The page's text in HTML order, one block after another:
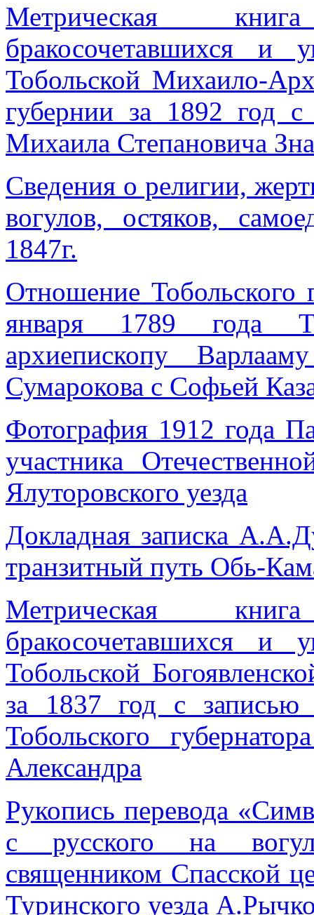
Метрическая
бракосочетавшихся
Тобольской Михаило-
губернии за 1892 год
Михаила Степановича
Сведения о религии,
вогулов, остяков,
1847г.
Отношение Тобольского
января 1789 года
архиепископу
Сумарокова с Софьей
Фотография 1912 года
участника
Ялуторовского уезда
Докладная записка
транзитный путь Обь-
Метрическая
бракосочетавшихся
Тобольской
за 1837 год с
Тобольского
Александра
Рукопись перевода
с русского на
священником Спасской
Туринского уезда